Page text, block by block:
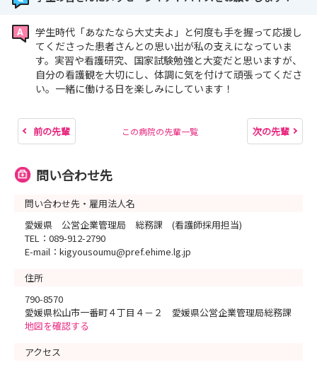
学生時代「あなたなら大丈夫よ」と何度も手を握って応援し
てくださった患者さんとの思い出が私の支えになっていま
す。実習や看護研究、国家試験勉強と大変だと思いますが、
自分の看護観を大切にし、体調に気を付けて頑張ってくださ
い。一緒に働ける日を楽しみにしています！
前の先輩 この病院の先輩一覧 次の先輩
問い合わせ先
問い合わせ先・雇用法人名
愛媛県 公営企業管理局 総務課 (看護師採用担当)
TEL：089-912-2790
E-mail：kigyousoumu@pref.ehime.lg.jp
住所
790-8570
愛媛県松山市一番町４丁目４－２ 愛媛県公営企業管理局総務課
地図を確認する
アクセス